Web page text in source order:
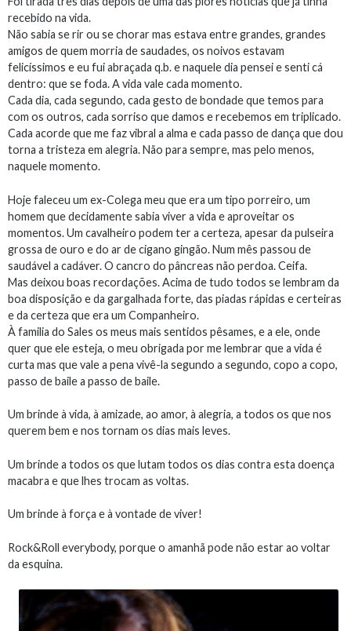
recebido na vida.
Não sabia se rir ou se chorar mas estava entre grandes, grandes
amigos de quem morria de saudades, os noivos estavam
felicíssimos e eu fui abraçada q.b. e naquele dia pensei e senti cá
dentro: que se foda. A vida vale cada momento.
Cada dia, cada segundo, cada gesto de bondade que temos para
com os outros, cada sorriso que damos e recebemos em triplicado.
Cada acorde que me faz vibral a alma e cada passo de dança que dou
torna a tristeza em alegria. Não para sempre, mas pelo menos,
naquele momento.
Hoje faleceu um ex-Colega meu que era um tipo porreiro, um
homem que decidamente sabia viver a vida e aproveitar os
momentos. Um cavalheiro podem ter a certeza, apesar da pulseira
grossa de ouro e do ar de cigano gingão. Num mês passou de
saudável a cadáver. O cancro do pâncreas não perdoa. Ceifa.
Mas deixou boas recordações. Acima de tudo todos se lembram da
boa disposição e da gargalhada forte, das piadas rápidas e certeiras
e da certeza que era um Companheiro.
À familia do Sales os meus mais sentidos pêsames, e a ele, onde
quer que ele esteja, o meu obrigada por me lembrar que a vida é
curta mas que vale a pena vivê-la segundo a segundo, copo a copo,
passo de baile a passo de baile.
Um brinde à vida, à amizade, ao amor, à alegria, a todos os que nos
querem bem e nos tornam os dias mais leves.
Um brinde a todos os que lutam todos os dias contra esta doença
macabra e que lhes trocam as voltas.
Um brinde à força e à vontade de viver!
Rock&Roll everybody, porque o amanhã pode não estar ao voltar
da esquina.